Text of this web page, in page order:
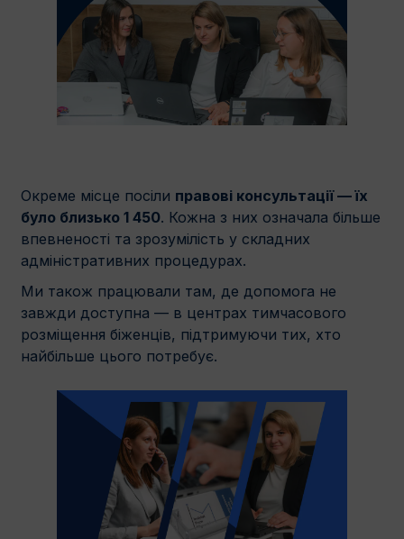
Окреме місце посіли правові консультації — їх
було близько 1 450. Кожна з них означала більше
впевненості та зрозумілість у складних
адміністративних процедурах.
Ми також працювали там, де допомога не
завжди доступна — в центрах тимчасового
розміщення біженців, підтримуючи тих, хто
найбільше цього потребує.